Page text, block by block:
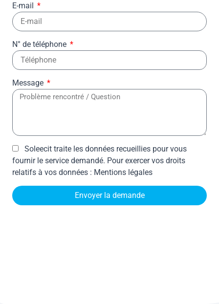
E-mail
N° de téléphone
Message
Soleecit traite les données recueillies pour vous
fournir le service demandé. Pour exercer vos droits
relatifs à vos données : Mentions légales
Envoyer la demande